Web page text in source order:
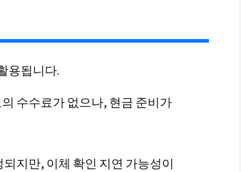
용됩니다.
수수료가 없으나, 현금 준비가
지만, 이체 확인 지연 가능성이